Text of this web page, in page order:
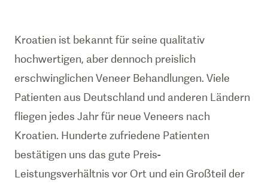
Kroatien ist bekannt für seine qualitativ
hochwertigen, aber dennoch preislich
erschwinglichen Veneer Behandlungen. Viele
Patienten aus Deutschland und anderen Ländern
fliegen jedes Jahr für neue Veneers nach
Kroatien. Hunderte zufriedene Patienten
bestätigen uns das gute Preis-
Leistungsverhältnis vor Ort und ein Großteil der